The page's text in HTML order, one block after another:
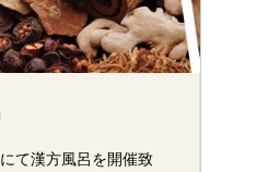
て漢方風呂を開催致